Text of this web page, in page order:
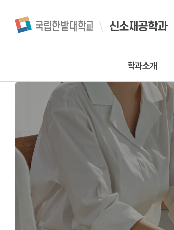
신소재공학과
학과소개
학과소개
학과연혁
찾아오시는길